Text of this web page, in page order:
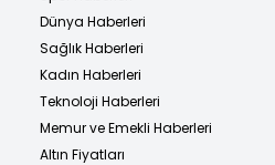
Dünya Haberleri
Sağlık Haberleri
Kadın Haberleri
Teknoloji Haberleri
Memur ve Emekli Haberleri
Altın Fiyatları